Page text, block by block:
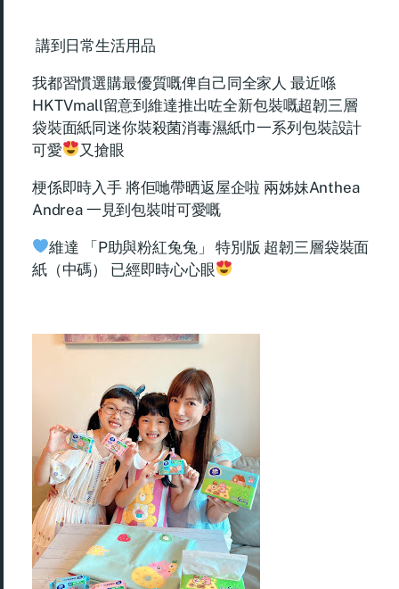
講到日常生活用品
我都習慣選購最優質嘅俾自己同全家人 最近喺
HKTVmall留意到維達推出咗全新包裝嘅超韌三層
袋裝面紙同迷你裝殺菌消毒濕紙巾一系列包裝設計
可愛
又搶眼
梗係即時入手 將佢哋帶晒返屋企啦 兩姊妹Anthea
Andrea 一見到包裝咁可愛嘅
維達 「P助與粉紅兔兔」 特別版 超韌三層袋裝面
紙（中碼） 已經即時心心眼